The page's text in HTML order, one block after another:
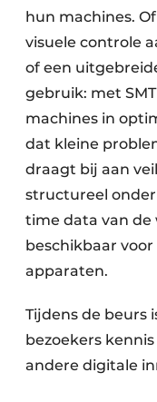
hun machines.
visuele controle
of een
gebruik: met
machines in
dat kleine
draagt bij aan
structureel
time data van de
beschikbaar voor
apparaten.
Tijdens de beurs
bezoekers
andere digitale